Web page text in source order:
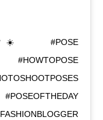
☀️ ⁣ ⁣ ⁣ ⁣ ⁣ #POSE